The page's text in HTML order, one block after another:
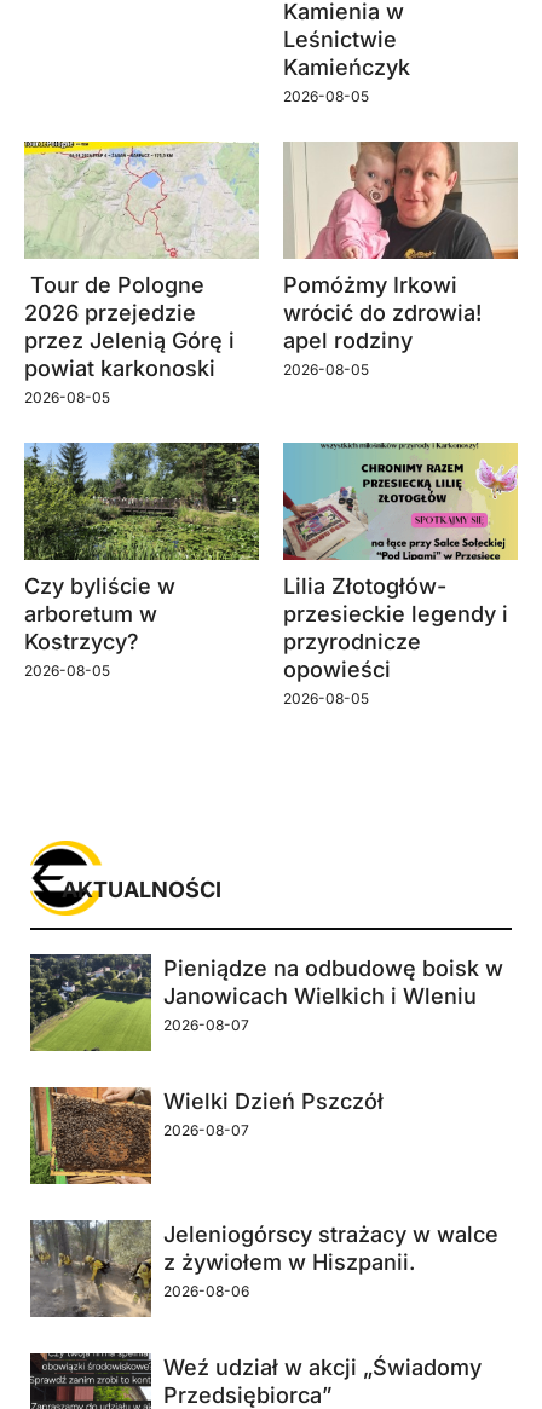
Kamienia w
Leśnictwie
Kamieńczyk
2026-08-05
Tour de Pologne
2026 przejedzie
przez Jelenią Górę i
powiat karkonoski
2026-08-05
Pomóżmy Irkowi
wrócić do zdrowia!
apel rodziny
2026-08-05
Czy byliście w
arboretum w
Kostrzycy?
2026-08-05
Lilia Złotogłów-
przesieckie legendy i
przyrodnicze
opowieści
2026-08-05
Pieniądze na odbudowę boisk w
Janowicach Wielkich i Wleniu
2026-08-07
Wielki Dzień Pszczół
2026-08-07
Jeleniogórscy strażacy w walce
z żywiołem w Hiszpanii.
2026-08-06
Weź udział w akcji „Świadomy
Przedsiębiorca”
AKTUALNOŚCI